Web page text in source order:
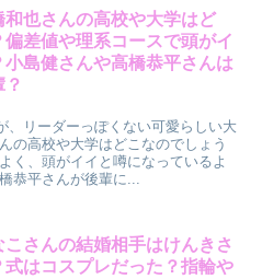
和也さんの高校や大学はど
偏差値や理系コースで頭がイ
小島健さんや高橋恭平さんは
？
、リーダーっぽくない可愛らしい大
の高校や大学はどこなのでしょう
く、頭がイイと噂になっているよ
恭平さんが後輩に...
こさんの結婚相手はけんきさ
式はコスプレだった？指輪や